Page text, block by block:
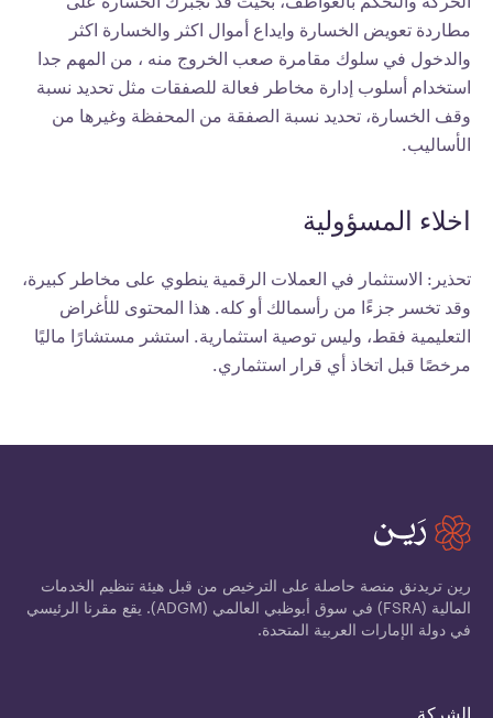
مطاردة تعويض الخسارة وايداع أموال اكثر والخسارة اكثر
والدخول في سلوك مقامرة صعب الخروج منه ، من المهم جدا
استخدام أسلوب إدارة مخاطر فعالة للصفقات مثل تحديد نسبة
وقف الخسارة، تحديد نسبة الصفقة من المحفظة وغيرها من
الأساليب.
اخلاء المسؤولية
تحذير: الاستثمار في العملات الرقمية ينطوي على مخاطر كبيرة،
وقد تخسر جزءًا من رأسمالك أو كله. هذا المحتوى للأغراض
التعليمية فقط، وليس توصية استثمارية. استشر مستشارًا ماليًا
مرخصًا قبل اتخاذ أي قرار استثماري.
رين تريدنق منصة حاصلة على الترخيص من قبل هيئة تنظيم الخدمات
المالية (FSRA) في سوق أبوظبي العالمي (ADGM). يقع مقرنا الرئيسي
في دولة الإمارات العربية المتحدة.
الشركة